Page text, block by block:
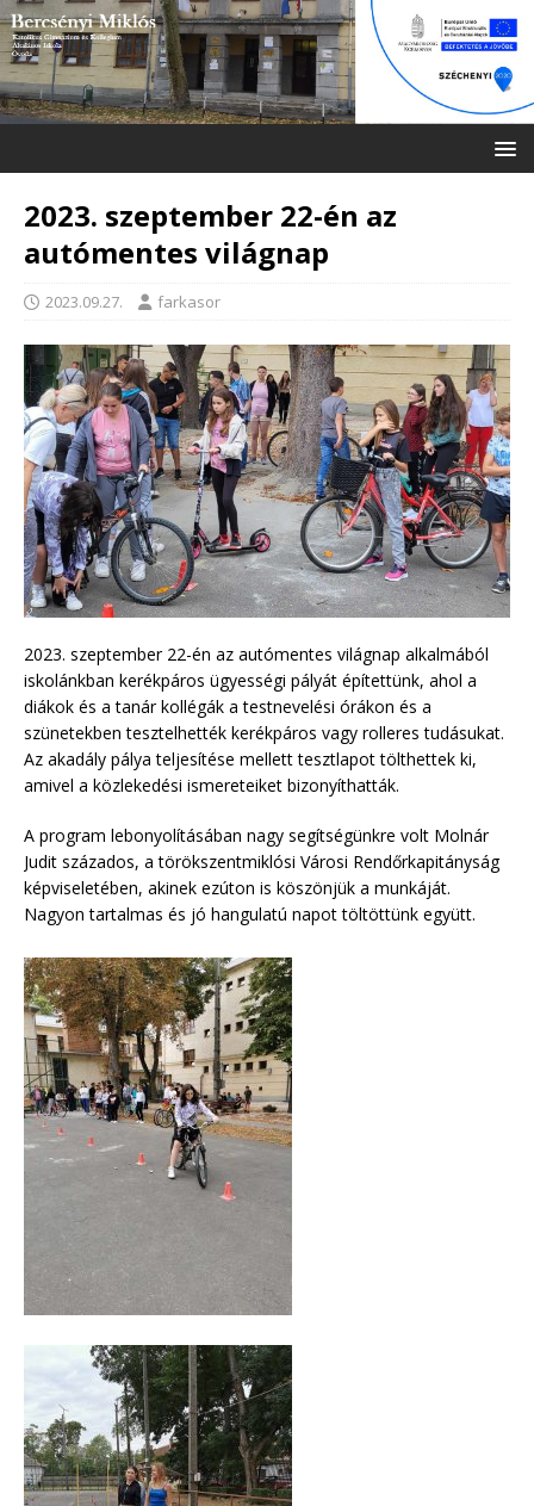
2023. szeptember 22-én az
autómentes világnap
2023.09.27. farkasor
2023. szeptember 22-én az autómentes világnap alkalmából
iskolánkban kerékpáros ügyességi pályát építettünk, ahol a
diákok és a tanár kollégák a testnevelési órákon és a
szünetekben tesztelhették kerékpáros vagy rolleres tudásukat.
Az akadály pálya teljesítése mellett tesztlapot tölthettek ki,
amivel a közlekedési ismereteiket bizonyíthatták.
A program lebonyolításában nagy segítségünkre volt Molnár
Judit százados, a törökszentmiklósi Városi Rendőrkapitányság
képviseletében, akinek ezúton is köszönjük a munkáját.
Nagyon tartalmas és jó hangulatú napot töltöttünk együtt.